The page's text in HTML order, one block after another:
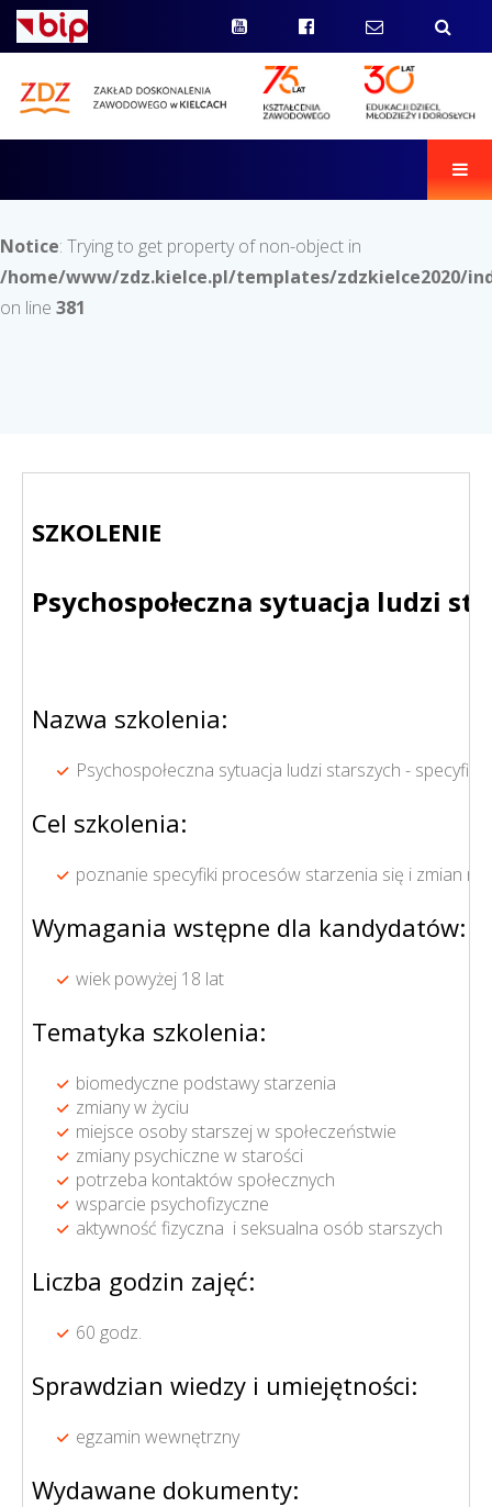
Notice: Trying to get property of non-object in
/home/www/zdz.kielce.pl/templates/zdzkielce2020/
on line 381
SZKOLENIE
Psychospołeczna sytuacja ludzi
Nazwa szkolenia:
Psychospołeczna sytuacja ludzi starszych -
Cel szkolenia:
poznanie specyfiki procesów starzenia się i zmian
Wymagania wstępne dla kandydatów:
wiek powyżej 18 lat
Tematyka szkolenia:
biomedyczne podstawy starzenia
zmiany w życiu
miejsce osoby starszej w społeczeństwie
zmiany psychiczne w starości
potrzeba kontaktów społecznych
wsparcie psychofizyczne
aktywność fizyczna i seksualna osób starszych
Liczba godzin zajęć:
60 godz.
Sprawdzian wiedzy i umiejętności:
egzamin wewnętrzny
Wydawane dokumenty: